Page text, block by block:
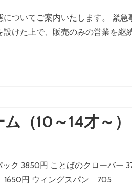
ついてご案内いたします。 緊
けた上で、販売のみの営業を継
（10～14才～）
ク 3850円 ことばのクローバー
円 ウィングスパン 705